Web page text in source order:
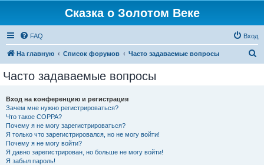
Сказка о Золотом Веке
FAQ Вход
На главную Список форумов Часто задаваемые вопросы
Часто задаваемые вопросы
Вход на конференцию и регистрация
Зачем мне нужно регистрироваться?
Что такое COPPA?
Почему я не могу зарегистрироваться?
Я только что зарегистрировался, но не могу войти!
Почему я не могу войти?
Я давно зарегистрирован, но больше не могу войти!
Я забыл пароль!